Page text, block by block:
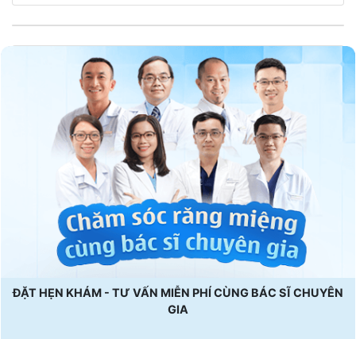
ĐẶT HẸN KHÁM - TƯ VẤN MIỄN PHÍ CÙNG BÁC SĨ CHUYÊN
GIA